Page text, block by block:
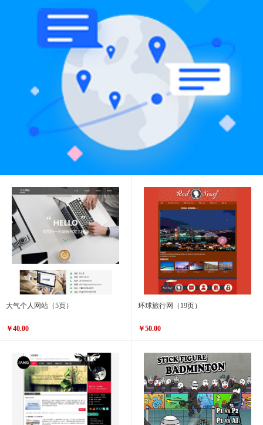
大气个人网站（5页）
￥40.00
环球旅行网（19页）
￥50.00